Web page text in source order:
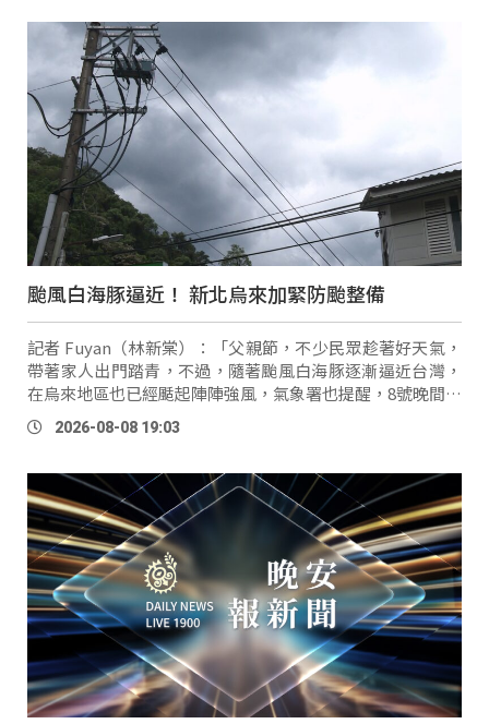
颱風白海豚逼近！ 新北烏來加緊防颱整備
記者 Fuyan（林新棠）：「父親節，不少民眾趁著好天氣，
帶著家人出門踏青，不過，隨著颱風白海豚逐漸逼近台灣，
在烏來地區也已經颳起陣陣強風，氣象署也提醒，8號晚間開
始，風雨也將逐漸增強。」 隨著颱風白海豚逐漸逼近，氣象
署預估將對中部及北部地區 …
2026-08-08 19:03